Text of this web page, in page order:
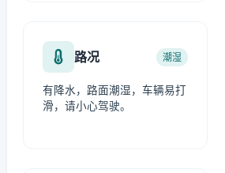
路况 潮湿
有降水，路面潮湿，车辆易打
滑，请小心驾驶。